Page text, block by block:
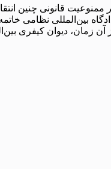
قانونی چنین
زمان، دیوان کیفری